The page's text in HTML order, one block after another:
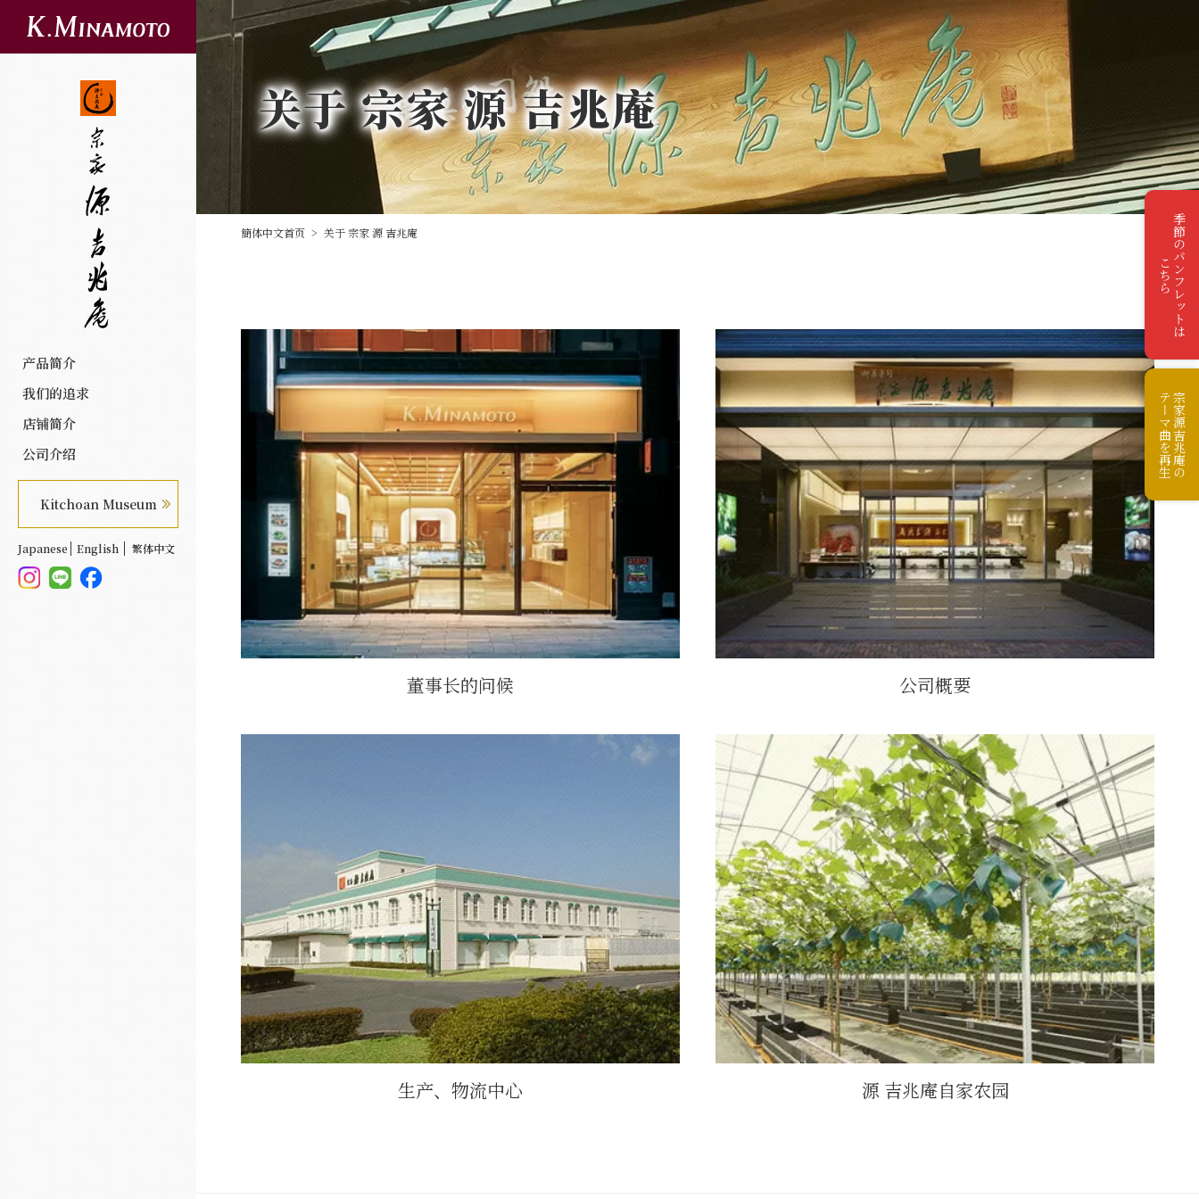
产品简介
我们的追求
店铺简介
公司介绍
Kitchoan Museum
Japanese English 繁体中文
关于 宗家 源 吉兆庵
簡体中文首页 > 关于 宗家 源 吉兆庵
董事长的问候 公司概要
生产、物流中心 源 吉兆庵自家农园
季節のパンフレットは
こちら
宗家源吉兆庵の
テーマ曲を再生